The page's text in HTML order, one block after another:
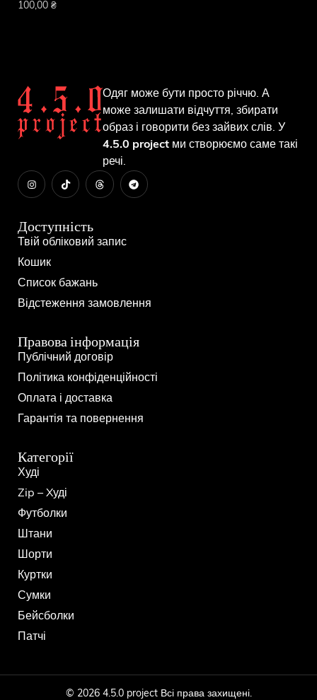
100,00 ₴
Одяг може бути просто річчю. А
може залишати відчуття, збирати
образ і говорити без зайвих слів. У
4.5.0 project ми створюємо саме такі
речі.
Доступність
Твій обліковий запис
Кошик
Список бажань
Відстеження замовлення
Правова інформація
Публічний договір
Політика конфіденційності
Оплата і доставка
Гарантія та повернення
Категорії
Худі
Zip – Xуді
Футболки
Штани
Шорти
Куртки
Сумки
Бейсболки
Патчі
© 2026 4.5.0 project Всі права захищені.